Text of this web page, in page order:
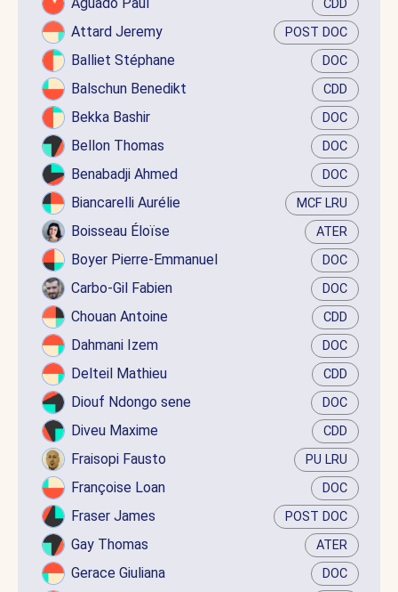
Aguado Paul CDD
Attard Jeremy POST DOC
Balliet Stéphane DOC
Balschun Benedikt CDD
Bekka Bashir DOC
Bellon Thomas DOC
Benabadji Ahmed DOC
Biancarelli Aurélie MCF LRU
Boisseau Éloïse ATER
Boyer Pierre-Emmanuel DOC
Carbo-Gil Fabien DOC
Chouan Antoine CDD
Dahmani Izem DOC
Delteil Mathieu CDD
Diouf Ndongo sene DOC
Diveu Maxime CDD
Fraisopi Fausto PU LRU
Françoise Loan DOC
Fraser James POST DOC
Gay Thomas ATER
Gerace Giuliana DOC